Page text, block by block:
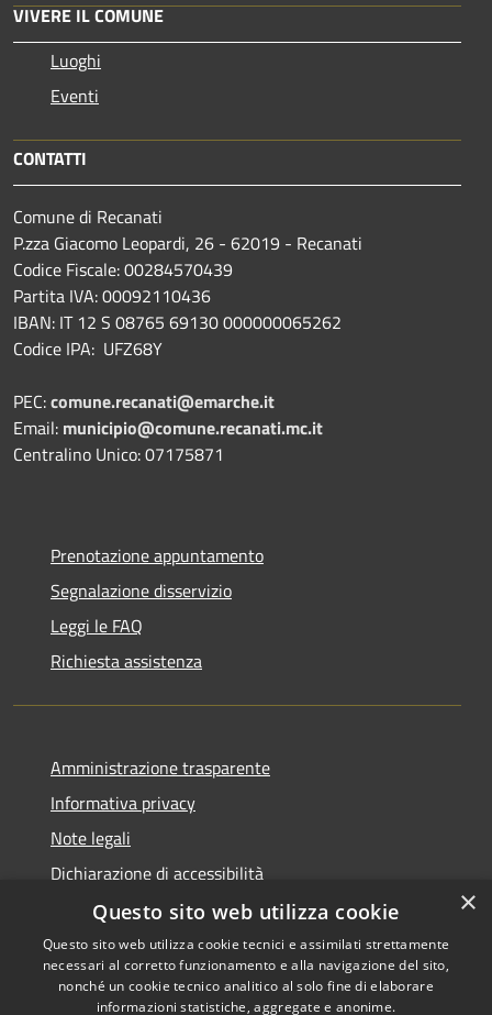
VIVERE IL COMUNE
Luoghi
Eventi
CONTATTI
Comune di Recanati
P.zza Giacomo Leopardi, 26 - 62019 - Recanati
Codice Fiscale: 00284570439
Partita IVA: 00092110436
IBAN: IT 12 S 08765 69130 000000065262
Codice IPA: UFZ68Y
PEC:comune.recanati@emarche.it
Email: municipio@comune.recanati.mc.it
Centralino Unico: 07175871
Prenotazione appuntamento
Segnalazione disservizio
Leggi le FAQ
Richiesta assistenza
Amministrazione trasparente
Informativa privacy
Note legali
Dichiarazione di accessibilità
Copyright © 2026 • Comune di
Recanati • Powered by
×
Questo sito web utilizza cookie
Questo sito web utilizza cookie tecnici e assimilati strettamente
necessari al corretto funzionamento e alla navigazione del sito,
nonché un cookie tecnico analitico al solo fine di elaborare
informazioni statistiche, aggregate e anonime.